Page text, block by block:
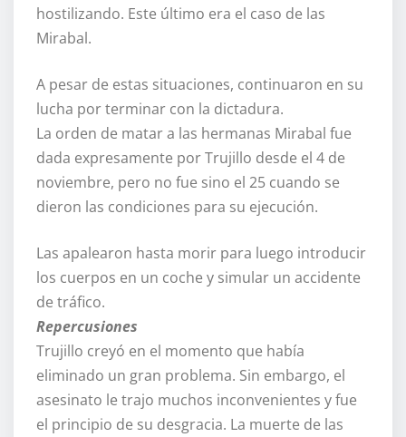
hostilizando. Este último era el caso de las
Mirabal.
A pesar de estas situaciones, continuaron en su
lucha por terminar con la dictadura.
La orden de matar a las hermanas Mirabal fue
dada expresamente por Trujillo desde el 4 de
noviembre, pero no fue sino el 25 cuando se
dieron las condiciones para su ejecución.
Las apalearon hasta morir para luego introducir
los cuerpos en un coche y simular un accidente
de tráfico.
Repercusiones
Trujillo creyó en el momento que había
eliminado un gran problema. Sin embargo, el
asesinato le trajo muchos inconvenientes y fue
el principio de su desgracia. La muerte de las